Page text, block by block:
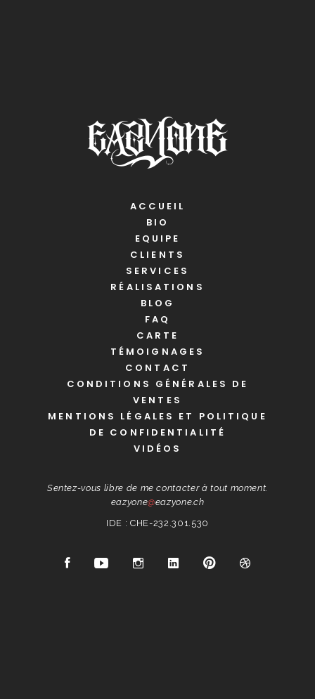
ACCUEIL
BIO
EQUIPE
CLIENTS
SERVICES
RÉALISATIONS
BLOG
FAQ
CARTE
TÉMOIGNAGES
CONTACT
CONDITIONS GÉNÉRALES DE
VENTES
MENTIONS LÉGALES ET POLITIQUE
DE CONFIDENTIALITÉ
VIDÉOS
Sentez-vous libre de me contacter à tout moment.
eazyone@eazyone.ch
IDE : CHE-232.301.530